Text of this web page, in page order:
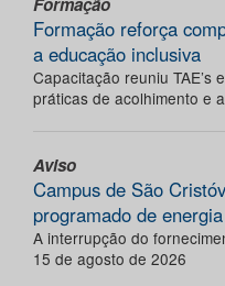
Formação reforça
a educação inclusiva
Capacitação reuniu TAE’s
práticas de acolhimento e
Aviso
Campus de São
programado de
A interrupção do
15 de agosto de 2026